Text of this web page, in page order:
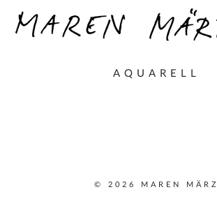
AQUARELL
© 2026 MAREN MÄRZ